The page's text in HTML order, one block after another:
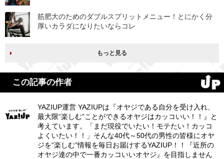
筋肥大のためのダブルスプリットメニュー！とにかく分
厚いカラダになりたいならコレ
もっと見る
この記事の作者
YAZIUP運営 YAZIUPは『オヤジである自分を受け入れ、
最大限“楽しむ”ことができるオヤジはカッコいい！！』と
考えています。「まだ現役でいたい！モテたい！カッコ
よくいたい！！」そんな40代～50代の男性の皆様にオヤ
ジを“楽しむ”情報を毎日お届けするYAZIUP！！『近所の
オヤジ達の中で一番カッコいいオヤジ』を目指しません